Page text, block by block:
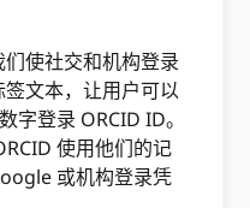
使社交和机构登录
文本，让用户可以
字登录 ORCID ID。
使用他们的记
或机构登录凭